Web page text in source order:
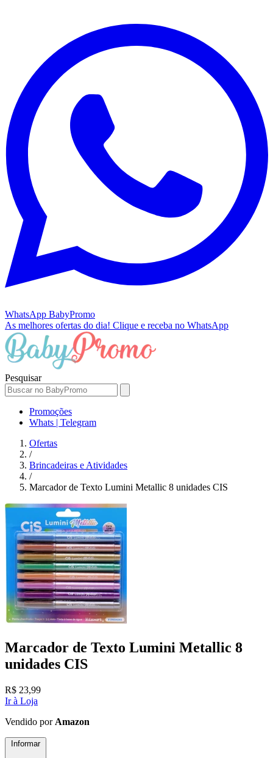
WhatsApp BabyPromo
As melhores ofertas do dia! Clique e receba no WhatsApp
Pesquisar
Promoções
Whats | Telegram
Ofertas
/
Brincadeiras e Atividades
/
Marcador de Texto Lumini Metallic 8 unidades CIS
Marcador de Texto Lumini Metallic 8
unidades CIS
R$ 23,99
Ir à Loja
Vendido por Amazon
Informar